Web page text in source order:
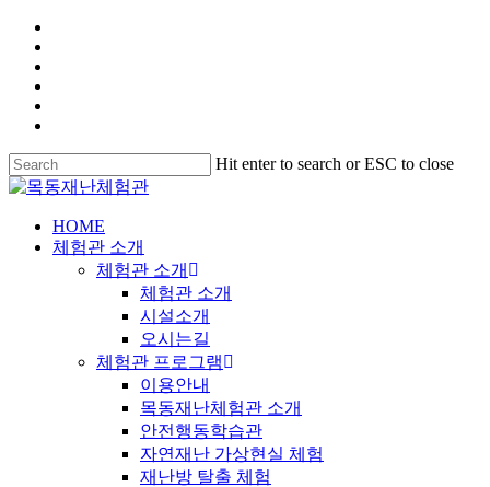
Hit enter to search or ESC to close
HOME
체험관 소개
체험관 소개
체험관 소개
시설소개
오시는길
체험관 프로그램
이용안내
목동재난체험관 소개
안전행동학습관
자연재난 가상현실 체험
재난방 탈출 체험